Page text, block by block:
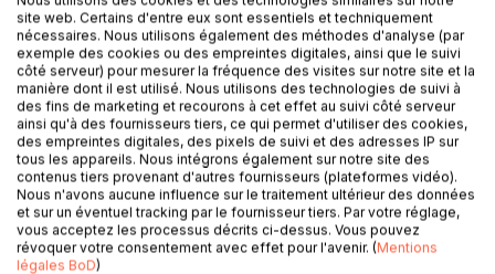
Suivez les remous du cœur de celle que
la vie a écorché...
Vous allez rire, vous allez pleurer.
Vous serez étonné de ses raisonnements étranges et
complexes, mais vous trouverez certainement dans toutes
ses divagations un petit quelque chose qui vous touchera
au plus profond de vous-même.
AUTEUR(S)
site web. Certains d'entre eux sont essentiels et techniquement
nécessaires. Nous utilisons également des méthodes d'analyse (par
exemple des cookies ou des empreintes digitales, ainsi que le suivi
côté serveur) pour mesurer la fréquence des visites sur notre site et la
manière dont il est utilisé. Nous utilisons des technologies de suivi à
des fins de marketing et recourons à cet effet au suivi côté serveur
ainsi qu'à des fournisseurs tiers, ce qui permet d'utiliser des cookies,
des empreintes digitales, des pixels de suivi et des adresses IP sur
tous les appareils. Nous intégrons également sur notre site des
contenus tiers provenant d'autres fournisseurs (plateformes vidéo).
Nous n'avons aucune influence sur le traitement ultérieur des données
et sur un éventuel tracking par le fournisseur tiers. Par votre réglage,
vous acceptez les processus décrits ci-dessus. Vous pouvez
révoquer votre consentement avec effet pour l'avenir. (Mentions
légales BoD)